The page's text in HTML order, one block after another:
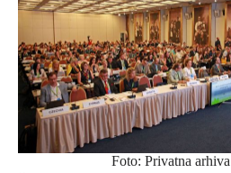
Foto: Privatna arhiva